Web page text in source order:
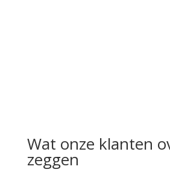
Wat onze klanten
zeggen